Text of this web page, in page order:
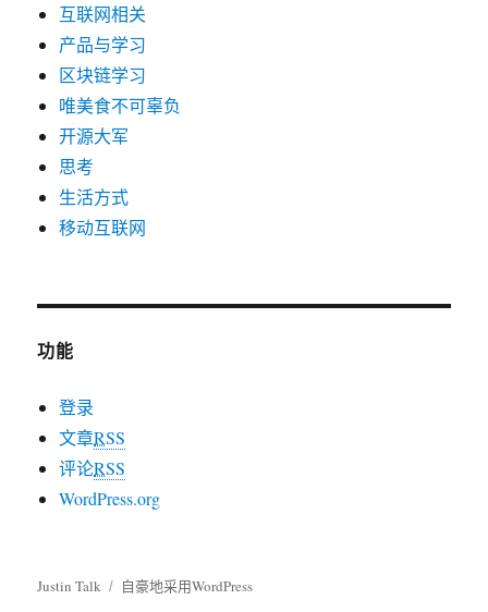
互联网相关
产品与学习
区块链学习
唯美食不可辜负
开源大军
思考
生活方式
移动互联网
功能
登录
文章RSS
评论RSS
WordPress.org
Justin Talk 自豪地采用WordPress